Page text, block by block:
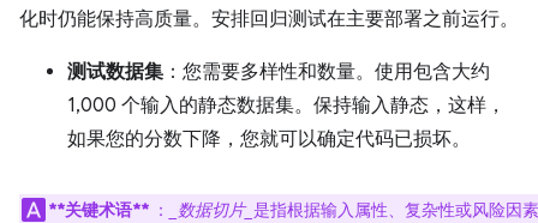
化时仍能保持高质量。安排回归测试在主要部署之前运行。
测试数据集 ：您需要多样性和数量。使用包含大约
1,000 个输入的静态数据集。保持输入静态，这样，
如果您的分数下降，您就可以确定代码已损坏。
**关键术语** ： _数据切片_ 是指根据输入属性、复杂性或风险因